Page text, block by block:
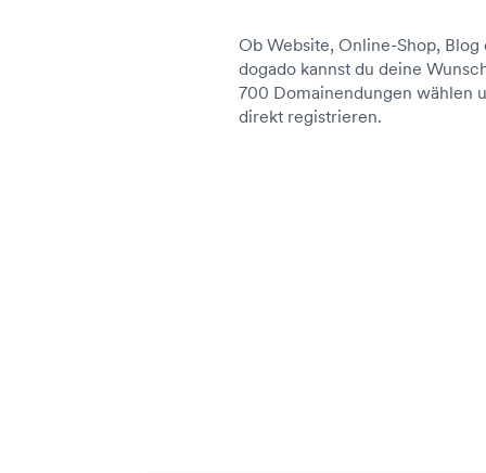
Ob Website, Online-Shop,
dogado kannst du deine
700 Domainendungen wählen
direkt registrieren.